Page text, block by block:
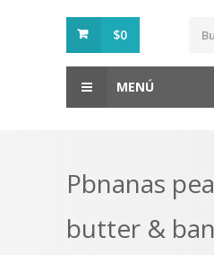
$0
MENÚ
Pbnanas
butter &